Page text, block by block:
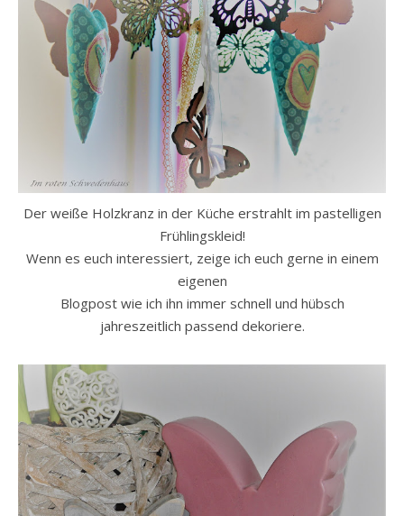
Der weiße Holzkranz in der Küche erstrahlt im pastelligen
Frühlingskleid!
Wenn es euch interessiert, zeige ich euch gerne in einem
eigenen
Blogpost wie ich ihn immer schnell und hübsch
jahreszeitlich passend dekoriere.